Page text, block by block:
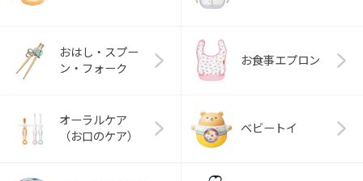
おはし・スプー
ン・フォーク
お食事エプロン
オーラルケア
（お口のケア）
ベビートイ